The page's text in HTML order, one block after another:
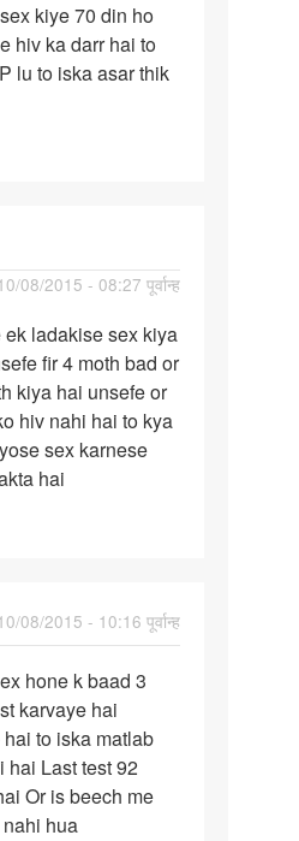
kiye 70 din ho
hiv ka darr hai to
lu to iska asar thik
08/2015 - 08:27 पूर्वान्ह
ladakise sex kiya
fir 4 moth bad or
kiya hai unsefe or
hiv nahi hai to kya
sex karnese
hai
08/2015 - 10:16 पूर्वान्ह
hone k baad 3
karvaye hai
to iska matlab
hai Last test 92
Or is beech me
hua